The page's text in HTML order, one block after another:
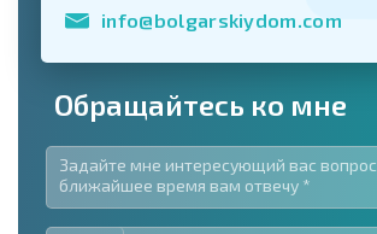
info@bolgarskiydom.com
Обращайтесь ко мне